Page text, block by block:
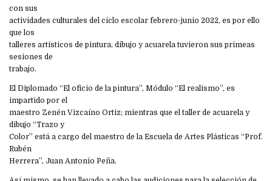
con sus
actividades culturales del ciclo escolar febrero-junio 2022, es por ello
que los
talleres artísticos de pintura, dibujo y acuarela tuvieron sus primeas
sesiones de
trabajo.
El Diplomado “El oficio de la pintura”, Módulo “El realismo”, es
impartido por el
maestro Zenén Vizcaíno Ortiz; mientras que el taller de acuarela y
dibujo “Trazo y
Color” está a cargo del maestro de la Escuela de Artes Plásticas “Prof.
Rubén
Herrera”, Juan Antonio Peña.